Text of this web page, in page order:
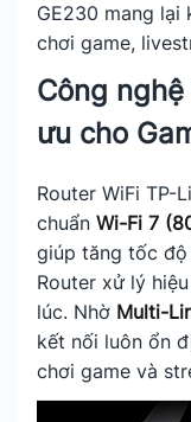
GE230 mang
chơi game,
Công
ưu cho
Router WiFi TP-
chuẩn Wi-Fi 7
giúp tăng tốc
Router xử lý
lúc. Nhờ Multi-
kết nối luôn ổn
chơi game và